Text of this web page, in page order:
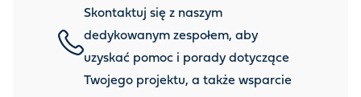
Skontaktuj się z naszym
dedykowanym zespołem, aby
uzyskać pomoc i porady dotyczące
Twojego projektu, a także wsparcie